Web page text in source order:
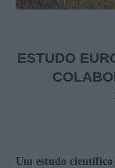
ESTUDO
Um estudo científico